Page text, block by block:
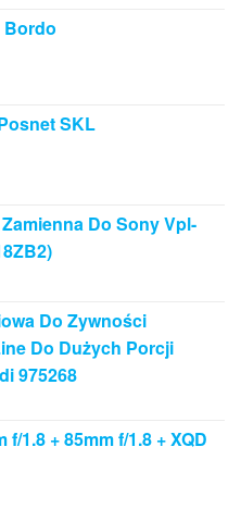
Bordo
SKL
Do Sony Vpl-
Do Zywności
Do Dużych Porcji
975268
f/1.8 + 85mm f/1.8 + XQD